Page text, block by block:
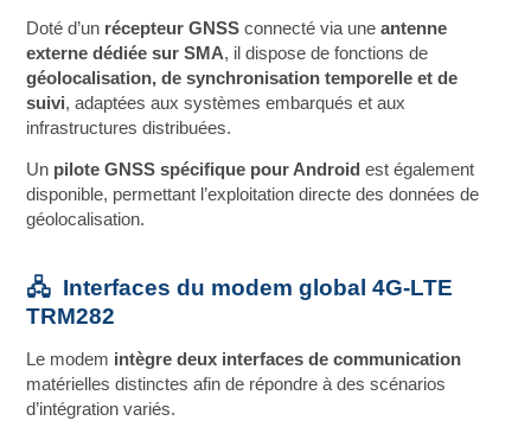
Doté d’un récepteur GNSS connecté via uneantenne
externe dédiée sur SMA, il dispose de fonctions de
géolocalisation, de synchronisation temporelle et de
suivi, adaptées aux systèmes embarqués et aux
infrastructures distribuées.
Un pilote GNSS spécifique pour Android est également
disponible, permettant l’exploitation directe des données de
géolocalisation.
🖧 Interfaces du modem global 4G-LTE
TRM282
Le modem intègre deux interfaces de communication
matérielles distinctes afin de répondre à des scénarios
d’intégration variés.